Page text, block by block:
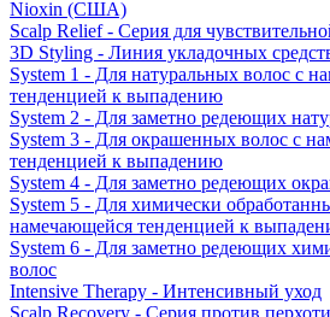
Nioxin (США)
Scalp Relief - Серия для
3D Styling - Линия укладочных
System 1 - Для натуральных волос с
тенденцией к выпадению
System 2 - Для заметно редеющих
System 3 - Для окрашенных волос с
тенденцией к выпадению
System 4 - Для заметно редеющих
System 5 - Для химически
намечающейся тенденцией к
System 6 - Для заметно редеющих
волос
Intensive Therapy - Интенсивный уход
Scalp Recovery - Серия против перхоти